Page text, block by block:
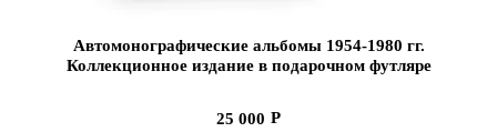
Автомонографические альбомы 1954-1980 гг.
Коллекционное издание в подарочном футляре
25 000